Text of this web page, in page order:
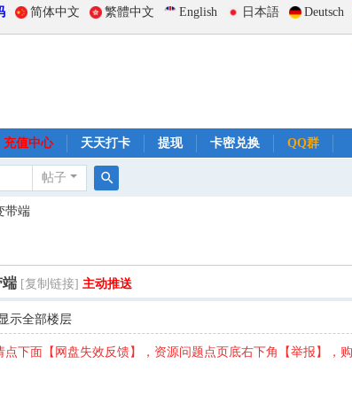
简体中文 繁體中文 English 日本語 Deutsch
充值中心 天天打卡 提现 卡密兑换 QQ群
帖子
带端
端 [复制链接] 主动推送
示全部楼层
下面【网盘失效反馈】，资源问题点页底右下角【举报】，